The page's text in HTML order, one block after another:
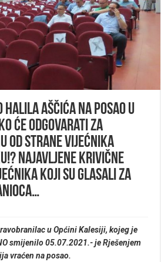
Halila Aščića na posao u
će odgovarati za
od strane vijećnika
Najavljene Krivične
koji su glasali ZA
u Općini Kalesiji, kojeg je
smijenilo 05.07.2021.- je Rješenjem
vraćen na posao.